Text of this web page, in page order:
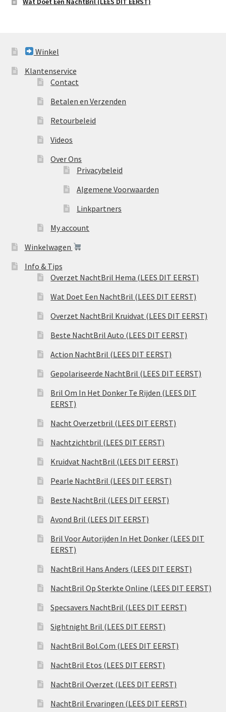
Winkel
Klantenservice
Contact
Betalen en Verzenden
Retourbeleid
Videos
Over Ons
Privacybeleid
Algemene Voorwaarden
Linkpartners
My account
Winkelwagen
Info & Tips
Overzet NachtBril Hema (LEES DIT EERST)
Wat Doet Een NachtBril (LEES DIT EERST)
Overzet NachtBril Kruidvat (LEES DIT EERST)
Beste NachtBril Auto (LEES DIT EERST)
Action NachtBril (LEES DIT EERST)
Gepolariseerde NachtBril (LEES DIT EERST)
Bril Om In Het Donker Te Rijden (LEES DIT
EERST)
Nacht Overzetbril (LEES DIT EERST)
Nachtzichtbril (LEES DIT EERST)
Kruidvat NachtBril (LEES DIT EERST)
Pearle NachtBril (LEES DIT EERST)
Beste NachtBril (LEES DIT EERST)
Avond Bril (LEES DIT EERST)
Bril Voor Autorijden In Het Donker (LEES DIT
EERST)
NachtBril Hans Anders (LEES DIT EERST)
NachtBril Op Sterkte Online (LEES DIT EERST)
Specsavers NachtBril (LEES DIT EERST)
Sightnight Bril (LEES DIT EERST)
NachtBril Bol.Com (LEES DIT EERST)
NachtBril Etos (LEES DIT EERST)
NachtBril Overzet (LEES DIT EERST)
NachtBril Ervaringen (LEES DIT EERST)